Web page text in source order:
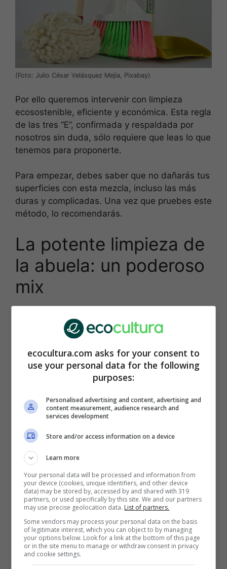
(Foto: Julio César Velásquez Mejía, Pixabay)
Por ello queremos intervenir con limpieza
ecosostenible, eficiente y económica. Esta regla
de las tres “E”, confirmada y respaldada por
nosotros sin duda, sólo requiere que leas lo que
tenemos para proponerte.
Para empezar, debes saber que no dañarás tus
superficies con esta mezcla, incluso las más
duras y complicadas. Una vez que pruebes este
método, lo recomendarás.
La potente limpieza de
la abuela: un poderoso
mix
valentía frente a las manchas. Su capacidad
absorbente se convierte en una auténtica
panacea cuando hay humedad y la suciedad
persiste. Desengrasa con mejor efectividad que
los desengrasantes y suma funciones:
(Foto: Pixabay)
La versatilidad de este milagro tiene la gran
ventaja de combinar otros ingredientes
ecocultura.com asks for your consent to
use your personal data for the following
purposes:
Personalised advertising and content, advertising and
content measurement, audience research and
services development
Store and/or access information on a device
Learn more
Your personal data will be processed and information from
your device (cookies, unique identifiers, and other device
data) may be stored by, accessed by and shared with 319
partners, or used specifically by this site. We and our partners
may use precise geolocation data. List of partners.
Some vendors may process your personal data on the basis
of legitimate interest, which you can object to by managing
your options below. Look for a link at the bottom of this page
or in the site menu to manage or withdraw consent in privacy
and cookie settings.